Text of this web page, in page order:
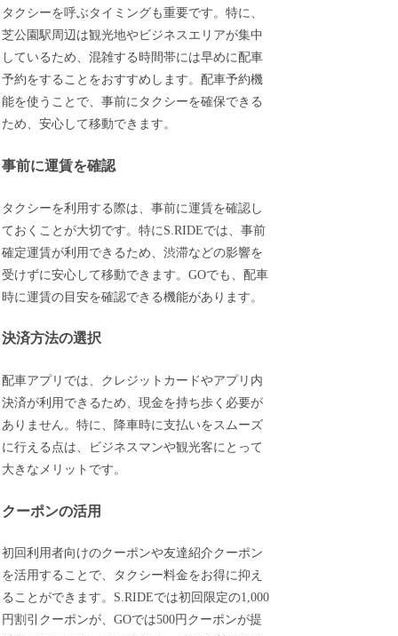
タクシーを呼ぶタイミングも重要です。特に、
芝公園駅周辺は観光地やビジネスエリアが集中
しているため、混雑する時間帯には早めに配車
予約をすることをおすすめします。配車予約機
能を使うことで、事前にタクシーを確保できる
ため、安心して移動できます。
事前に運賃を確認
タクシーを利用する際は、事前に運賃を確認し
ておくことが大切です。特にS.RIDEでは、事前
確定運賃が利用できるため、渋滞などの影響を
受けずに安心して移動できます。GOでも、配車
時に運賃の目安を確認できる機能があります。
決済方法の選択
配車アプリでは、クレジットカードやアプリ内
決済が利用できるため、現金を持ち歩く必要が
ありません。特に、降車時に支払いをスムーズ
に行える点は、ビジネスマンや観光客にとって
大きなメリットです。
クーポンの活用
初回利用者向けのクーポンや友達紹介クーポン
を活用することで、タクシー料金をお得に抑え
ることができます。S.RIDEでは初回限定の1,000
円割引クーポンが、GOでは500円クーポンが提